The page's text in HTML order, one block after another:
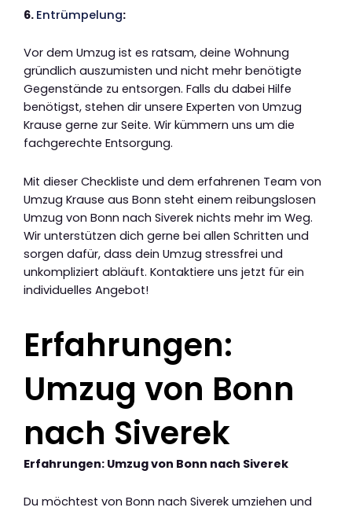
6. Entrümpelung:
Vor dem Umzug ist es ratsam, deine Wohnung
gründlich auszumisten und nicht mehr benötigte
Gegenstände zu entsorgen. Falls du dabei Hilfe
benötigst, stehen dir unsere Experten von Umzug
Krause gerne zur Seite. Wir kümmern uns um die
fachgerechte Entsorgung.
Mit dieser Checkliste und dem erfahrenen Team von
Umzug Krause aus Bonn steht einem reibungslosen
Umzug von Bonn nach Siverek nichts mehr im Weg.
Wir unterstützen dich gerne bei allen Schritten und
sorgen dafür, dass dein Umzug stressfrei und
unkompliziert abläuft. Kontaktiere uns jetzt für ein
individuelles Angebot!
Erfahrungen:
Umzug von Bonn
nach Siverek
Erfahrungen: Umzug von Bonn nach Siverek
Du möchtest von Bonn nach Siverek umziehen und